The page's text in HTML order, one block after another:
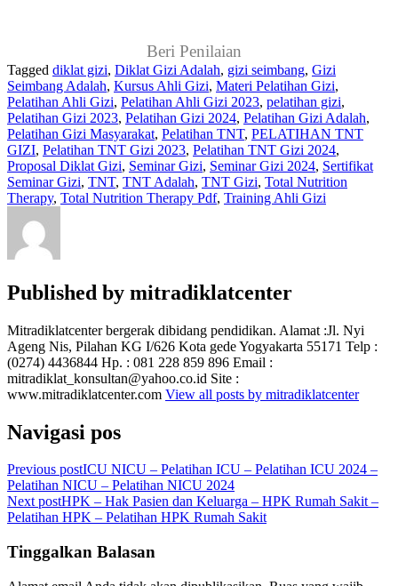
Beri Penilaian
Tagged diklat gizi, Diklat Gizi Adalah, gizi seimbang, Gizi
Seimbang Adalah, Kursus Ahli Gizi, Materi Pelatihan Gizi,
Pelatihan Ahli Gizi, Pelatihan Ahli Gizi 2023, pelatihan gizi,
Pelatihan Gizi 2023, Pelatihan Gizi 2024, Pelatihan Gizi Adalah,
Pelatihan Gizi Masyarakat, Pelatihan TNT, PELATIHAN TNT
GIZI, Pelatihan TNT Gizi 2023, Pelatihan TNT Gizi 2024,
Proposal Diklat Gizi, Seminar Gizi, Seminar Gizi 2024, Sertifikat
Seminar Gizi, TNT, TNT Adalah, TNT Gizi, Total Nutrition
Therapy, Total Nutrition Therapy Pdf, Training Ahli Gizi
Published by mitradiklatcenter
Mitradiklatcenter bergerak dibidang pendidikan. Alamat :Jl. Nyi
Ageng Nis, Pilahan KG I/626 Kota gede Yogyakarta 55171 Telp :
(0274) 4436844 Hp. : 081 228 859 896 Email :
mitradiklat_konsultan@yahoo.co.id Site :
www.mitradiklatcenter.com View all posts by mitradiklatcenter
Navigasi pos
Previous postICU NICU – Pelatihan ICU – Pelatihan ICU 2024 –
Pelatihan NICU – Pelatihan NICU 2024
Next postHPK – Hak Pasien dan Keluarga – HPK Rumah Sakit –
Pelatihan HPK – Pelatihan HPK Rumah Sakit
Tinggalkan Balasan